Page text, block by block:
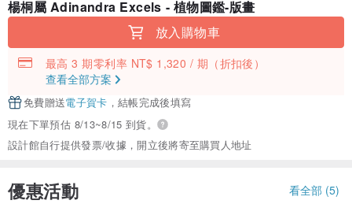
楊桐屬 Adinandra Excels - 植物圖鑑-版畫
放入購物車
最高 3 期零利率 NT$ 1,320 / 期 （折扣後）
查看全部方案
免費贈送電子賀卡 ，結帳完成後填寫
現在下單預估 8/13~8/15 到貨。
設計館自行提供發票/收據，開立後將寄至購買人地址
優惠活動 看全部 (5)